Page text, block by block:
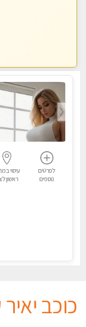
לפרטים
נוספים
עיסוי
ראשון
כוכב